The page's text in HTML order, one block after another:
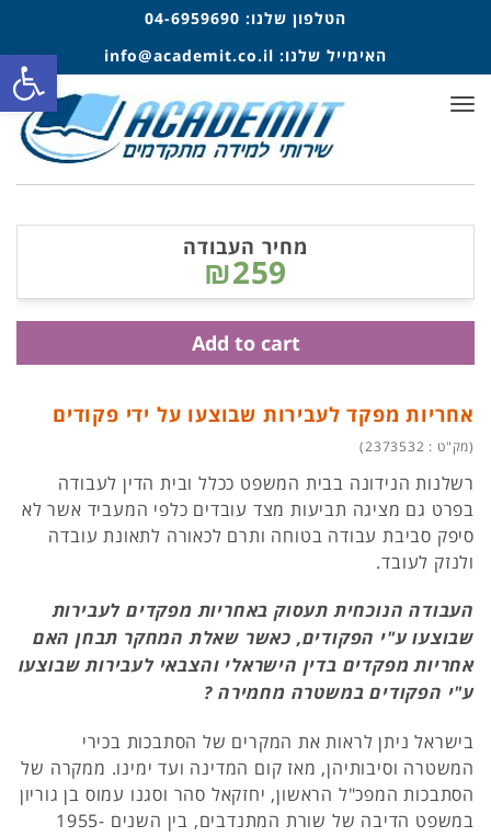
הטלפון שלנו: 04-6959690
האימייל שלנו: info@academit.co.il
תפריט
אחריות מפקד לעבירות שבוצעו על ידי פקודים
(מק"ט : 2373532)
רשלנות הנידונה בבית המשפט ככלל ובית הדין לעבודה
בפרט גם מציגה תביעות מצד עובדים כלפי המעביד אשר לא
סיפק סביבת עבודה בטוחה ותרם לכאורה לתאונת עובדה
ולנזק לעובד.
העבודה הנוכחית תעסוק באחריות מפקדים לעבירות
שבוצעו ע"י הפקודים, כאשר שאלת המחקר תבחן האם
אחריות מפקדים בדין הישראלי והצבאי לעבירות שבוצעו
ע"י הפקודים במשטרה מחמירה ?
בישראל ניתן לראות את המקרים של הסתבכות בכירי
המשטרה וסיבותיהן, מאז קום המדינה ועד ימינו. ממקרה של
הסתבכות המפכ"ל הראשון, יחזקאל סהר וסגנו עמוס בן גוריון
במשפט הדיבה של שורת המתנדבים, בין השנים 1955-
מחיר העבודה
₪259
Add to cart
פתח